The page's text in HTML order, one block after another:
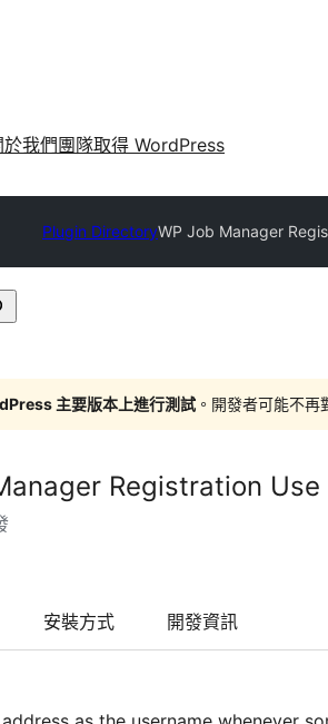
於我們 團隊取得 WordPress
Plugin DirectoryWP Job Manager
主要版本上進行測試 。開發者可能不
Registration Use
安裝方式 開發資訊